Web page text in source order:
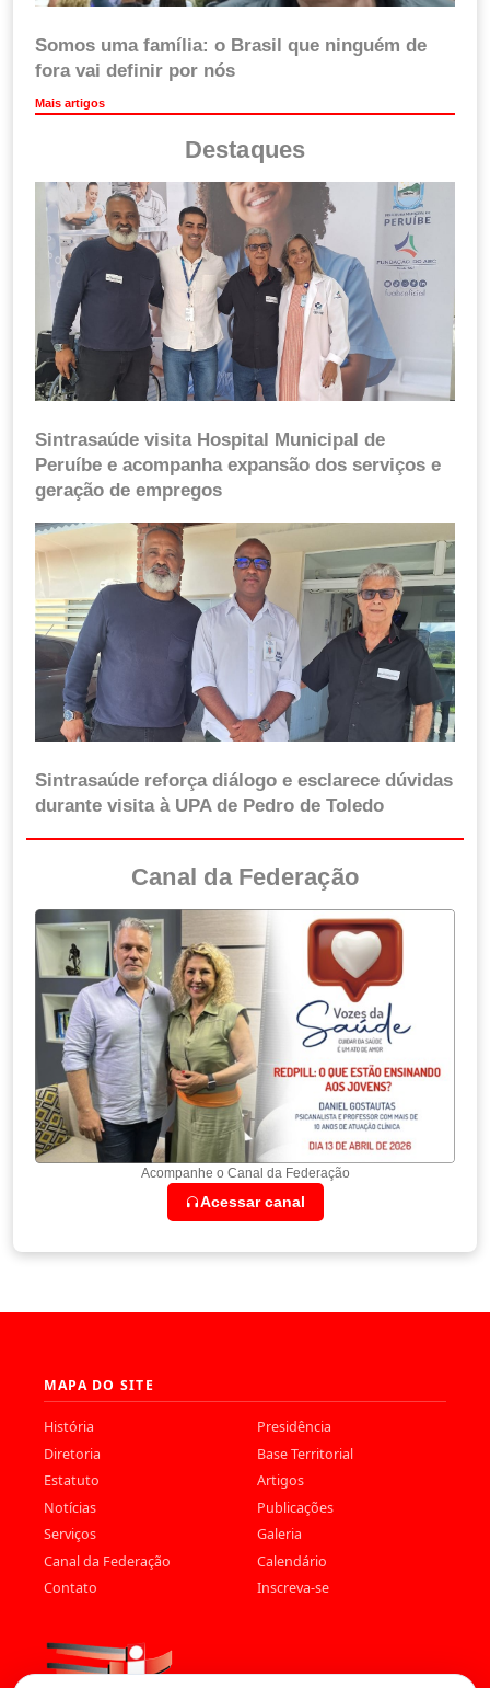
Somos uma família: o Brasil que ninguém de
fora vai definir por nós
Mais artigos
Destaques
Sintrasaúde visita Hospital Municipal de
Peruíbe e acompanha expansão dos serviços e
geração de empregos
Sintrasaúde reforça diálogo e esclarece dúvidas
durante visita à UPA de Pedro de Toledo
Canal da Federação
Acompanhe o Canal da Federação
Acessar canal
MAPA DO SITE
História
Presidência
Diretoria
Base Territorial
Estatuto
Artigos
Notícias
Publicações
Serviços
Galeria
Canal da Federação
Calendário
Contato
Inscreva-se